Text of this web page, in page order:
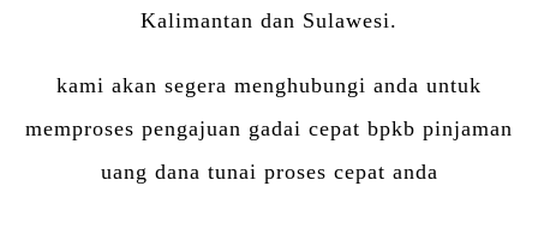
Kalimantan dan Sulawesi.
kami akan segera menghubungi anda untuk
memproses pengajuan gadai cepat bpkb pinjaman
uang dana tunai proses cepat anda